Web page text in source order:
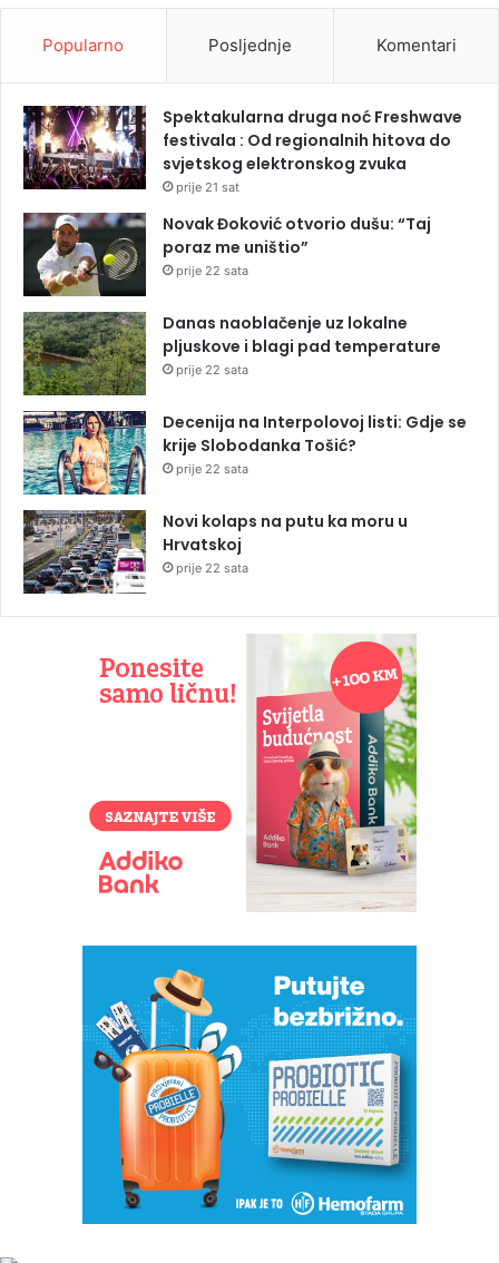
Popularno Posljednje Komentari
Spektakularna druga noć Freshwave
festivala : Od regionalnih hitova do
svjetskog elektronskog zvuka
prije 21 sat
Novak Đoković otvorio dušu: “Taj
poraz me uništio”
prije 22 sata
Danas naoblačenje uz lokalne
pljuskove i blagi pad temperature
prije 22 sata
Decenija na Interpolovoj listi: Gdje se
krije Slobodanka Tošić?
prije 22 sata
Novi kolaps na putu ka moru u
Hrvatskoj
prije 22 sata